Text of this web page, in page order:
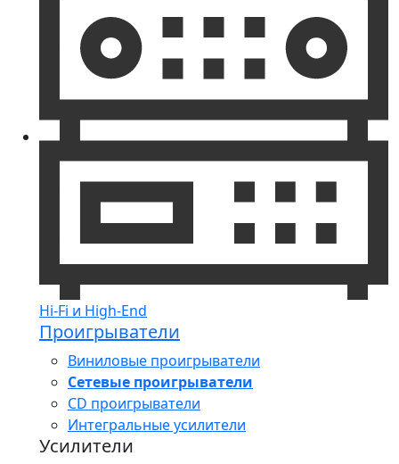
Hi-Fi и High-End
Проигрыватели
Виниловые проигрыватели
Сетевые проигрыватели
CD проигрыватели
Интегральные усилители
Усилители